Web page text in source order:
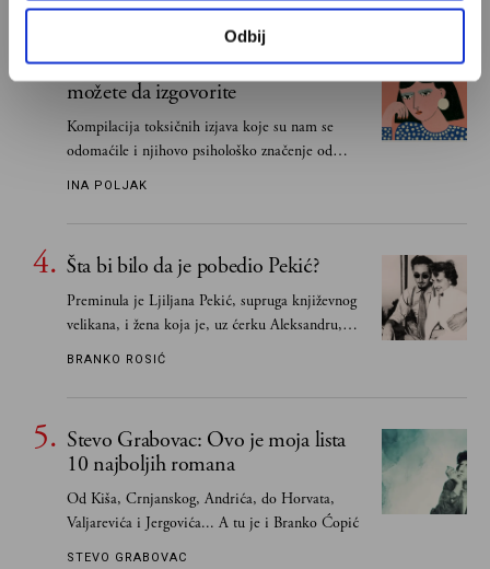
Odbij
Ovo su najgore rečenice koje
možete da izgovorite
Kompilacija toksičnih izjava koje su nam se
odomaćile i njihovo psihološko značenje od
INA POLJAK
Šta bi bilo da je pobedio Pekić?
Preminula je Ljiljana Pekić, supruga književnog
velikana, i žena koja je, uz ćerku Aleksandru,
vodila računa o zaostavštini pisca. Ovu priču o
poznavale
BRANKO ROSIĆ
Stevo Grabovac: Ovo je moja lista
10 najboljih romana
Od Kiša, Crnjanskog, Andrića, do Horvata,
Valjarevića i Jergovića... A tu je i Branko Ćopić
STEVO GRABOVAC